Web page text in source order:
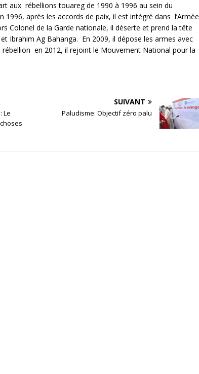
aux rébellions touareg de 1990 à 1996 au sein du
1996, après les accords de paix, il est intégré dans l’Armée
Colonel de la Garde nationale, il déserte et prend la tête
Ibrahim Ag Bahanga. En 2009, il dépose les armes avec
en 2012, il rejoint le Mouvement National pour la
Le
SUIVANT
Paludisme: Objectif zéro palu